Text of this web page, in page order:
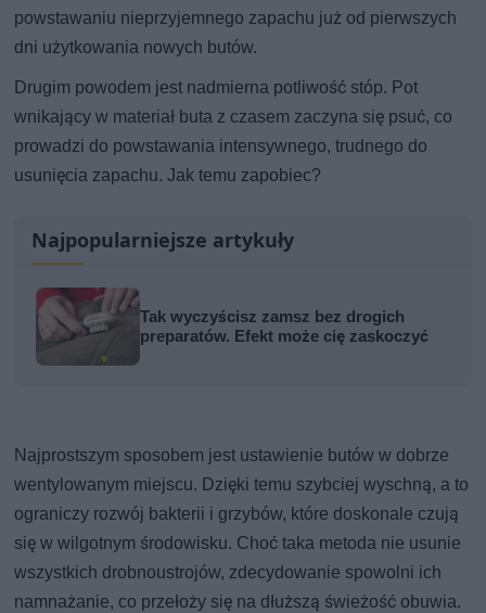
powstawaniu nieprzyjemnego zapachu już od pierwszych
dni użytkowania nowych butów.
Drugim powodem jest nadmierna potliwość stóp. Pot
wnikający w materiał buta z czasem zaczyna się psuć, co
prowadzi do powstawania intensywnego, trudnego do
usunięcia zapachu. Jak temu zapobiec?
Najpopularniejsze artykuły
Tak wyczyścisz zamsz bez drogich
preparatów. Efekt może cię zaskoczyć
Najprostszym sposobem jest ustawienie butów w dobrze
wentylowanym miejscu. Dzięki temu szybciej wyschną, a to
ograniczy rozwój bakterii i grzybów, które doskonale czują
się w wilgotnym środowisku. Choć taka metoda nie usunie
wszystkich drobnoustrojów, zdecydowanie spowolni ich
namnażanie, co przełoży się na dłuższą świeżość obuwia.